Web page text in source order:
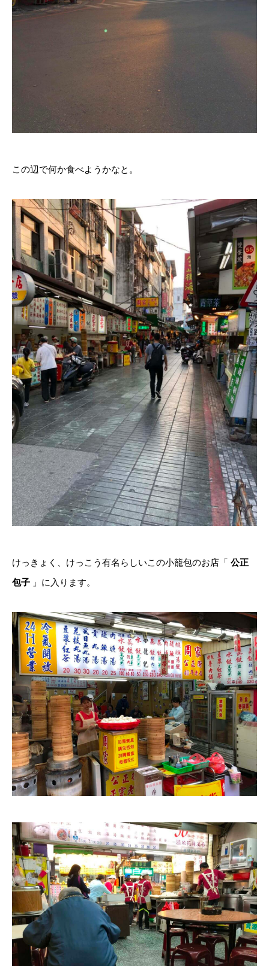
この辺で何か食べようかなと。
けっきょく、けっこう有名らしいこの小籠包のお店「 公正
包子 」に入ります。